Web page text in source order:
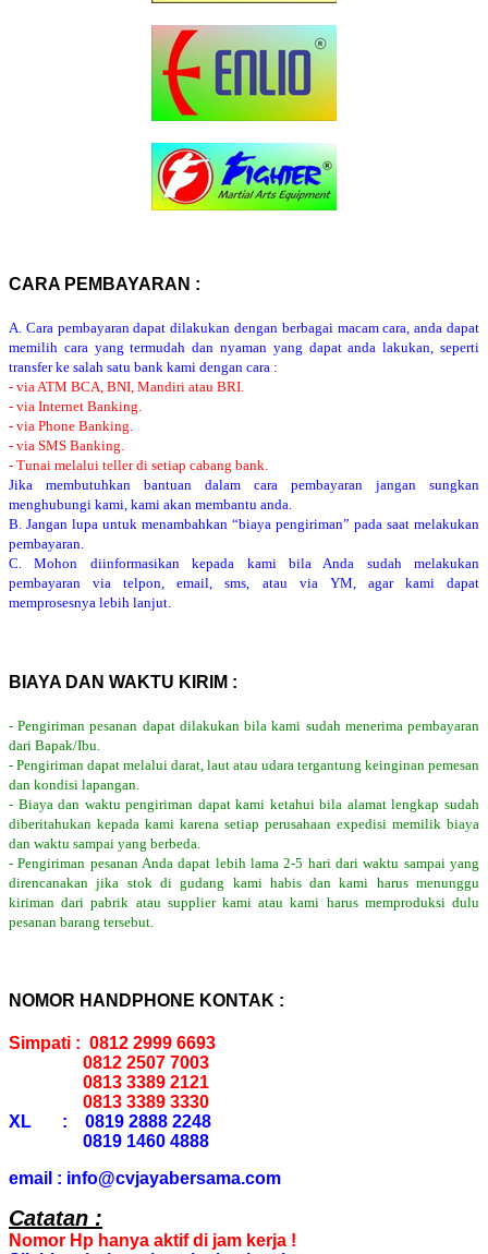
CARA PEMBAYARAN :
A. Cara pembayaran dapat dilakukan dengan berbagai macam cara, anda dapat
memilih cara yang termudah dan nyaman yang dapat anda lakukan, seperti
transfer ke salah satu bank kami dengan cara :
- via ATM BCA, BNI, Mandiri atau BRI.
- via Internet Banking.
- via Phone Banking.
- via SMS Banking.
- Tunai melalui teller di setiap cabang bank.
Jika membutuhkan bantuan dalam cara pembayaran jangan sungkan
menghubungi kami, kami akan membantu anda.
B. Jangan lupa untuk menambahkan “biaya pengiriman” pada saat melakukan
pembayaran.
C. Mohon diinformasikan kepada kami bila Anda sudah melakukan
pembayaran via telpon, email, sms, atau via YM, agar kami dapat
memprosesnya lebih lanjut.
BIAYA DAN WAKTU KIRIM :
- Pengiriman pesanan dapat dilakukan bila kami sudah menerima pembayaran
dari Bapak/Ibu.
- Pengiriman dapat melalui darat, laut atau udara tergantung keinginan pemesan
dan kondisi lapangan.
- Biaya dan waktu pengiriman dapat kami ketahui bila alamat lengkap sudah
diberitahukan kepada kami karena setiap perusahaan expedisi memilik biaya
dan waktu sampai yang berbeda.
- Pengiriman pesanan Anda dapat lebih lama 2-5 hari dari waktu sampai yang
direncanakan jika stok di gudang kami habis dan kami harus menunggu
kiriman dari pabrik atau supplier kami atau kami harus memproduksi dulu
pesanan barang tersebut.
NOMOR HANDPHONE KONTAK :
Simpati : 0812 2999 6693
0812 2507 7003
0813 3389 2121
0813 3389 3330
XL : 0819 2888 2248
0819 1460 4888
email : info@cvjayabersama.com
Catatan :
Nomor Hp hanya aktif di jam kerja !